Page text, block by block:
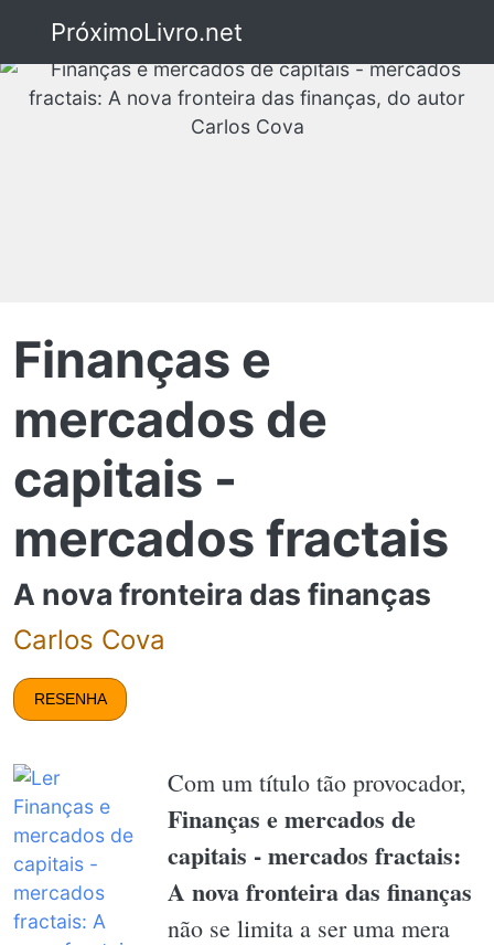
PróximoLivro.net
Finanças e
mercados de
capitais -
mercados fractais
A nova fronteira das finanças
Carlos Cova
RESENHA
Com um título tão provocador,
Finanças e mercados de
capitais - mercados fractais:
A nova fronteira das finanças
não se limita a ser uma mera